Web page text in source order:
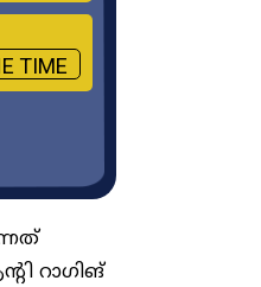
TIME
റാഗിങ്